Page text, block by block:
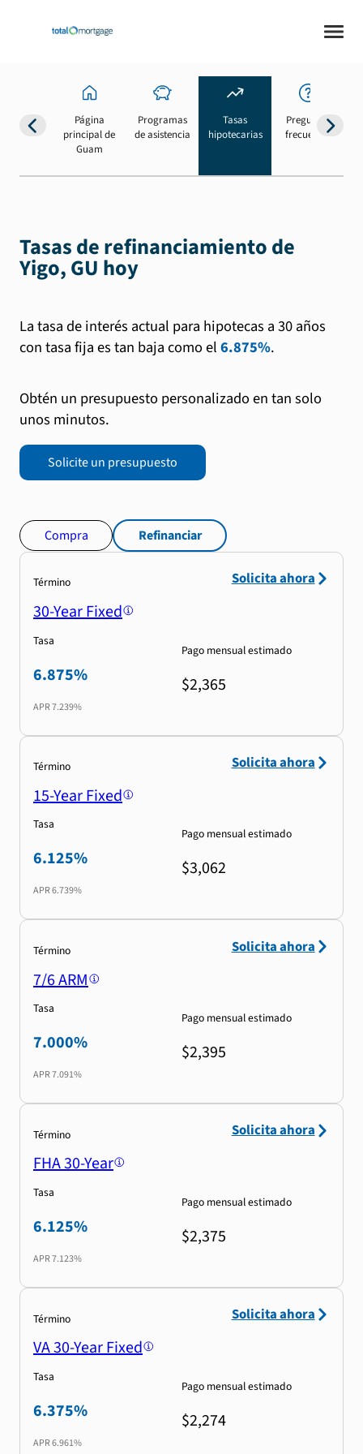
Página
principal de
Guam
Programas
de asistencia
Tasas
hipotecarias
Preguntas
frecuentes
Tasas de refinanciamiento de
Yigo, GU hoy
La tasa de interés actual para hipotecas a 30 años
con tasa fija es tan baja como el6.875%.
Obtén un presupuesto personalizado en tan solo
unos minutos.
Solicite un presupuesto
Compra Refinanciar
Término
30-Year Fixed
Tasa
6.875%
APR7.239%
Pago mensual estimado
$2,365
Solicita ahora
Término
15-Year Fixed
Tasa
6.125%
APR6.739%
Pago mensual estimado
$3,062
Solicita ahora
Término
7/6 ARM
Tasa
7.000%
APR7.091%
Pago mensual estimado
$2,395
Solicita ahora
Término
FHA 30-Year
Tasa
6.125%
APR7.123%
Pago mensual estimado
$2,375
Solicita ahora
Término
VA 30-Year Fixed
Tasa
6.375%
APR6.961%
Pago mensual estimado
$2,274
Solicita ahora